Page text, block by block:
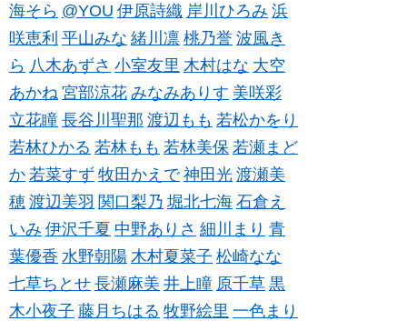
海そら @YOU 伊原詩織 岸川ひろみ 浜
咲恵利 平山みな 緒川凛 桃乃誉 波風き
ら 八木あずさ 小室友里 木村はな 大空
あかね 宮部涼花 みなみありす 美咲彩
立花瞳 長谷川聖那 渡辺もも 若松かをり
若林ひかる 若林もも 若林美保 若瀬まど
か 若菜すず 牧田かえで 神田光 渡瀬美
穂 渡辺美羽 関口梨乃 堀北七海 石倉え
いみ 伊沢千夏 中野ありさ 細川まり 青
葉優香 水野朝陽 木村夏菜子 松崎なな
七草ちとせ 長瀬麻美 井上瞳 原千草 黒
木小夜子 藤月ちはる 牧野絵里 一色まり